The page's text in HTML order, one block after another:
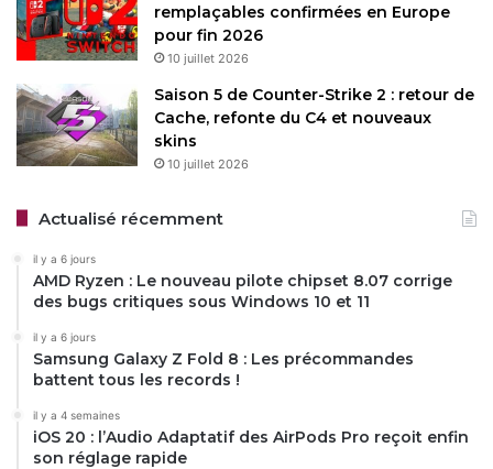
remplaçables confirmées en Europe
pour fin 2026
10 juillet 2026
Saison 5 de Counter-Strike 2 : retour de
Cache, refonte du C4 et nouveaux
skins
10 juillet 2026
Actualisé récemment
il y a 6 jours
AMD Ryzen : Le nouveau pilote chipset 8.07 corrige
des bugs critiques sous Windows 10 et 11
il y a 6 jours
Samsung Galaxy Z Fold 8 : Les précommandes
battent tous les records !
il y a 4 semaines
iOS 20 : l’Audio Adaptatif des AirPods Pro reçoit enfin
son réglage rapide